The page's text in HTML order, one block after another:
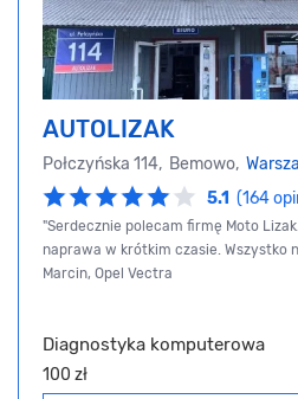
AUTOLIZAK
Połczyńska 114, Bemowo,
5.1 (164
"Serdecznie polecam firmę Moto
naprawa w krótkim czasie. Wszystko
Marcin, Opel Vectra
Diagnostyka komputerowa
100 zł